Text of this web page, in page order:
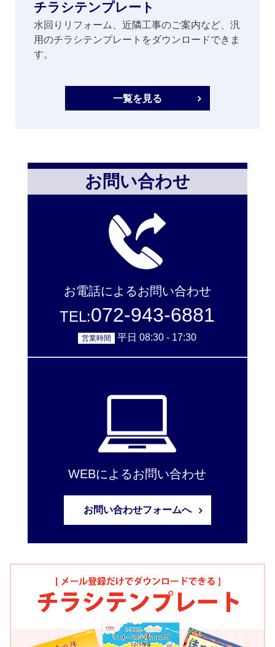
チラシテンプレート
水回りリフォーム、近隣工事のご案内など、汎
用のチラシテンプレートをダウンロードできま
す。
一覧を見る
お問い合わせ
お電話によるお問い合わせ
TEL:072-943-6881
営業時間 平日 08:30 - 17:30
WEBによるお問い合わせ
お問い合わせフォームへ